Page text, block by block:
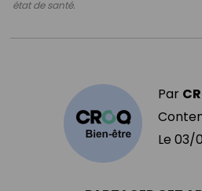
état de santé.
Par
Le 03/